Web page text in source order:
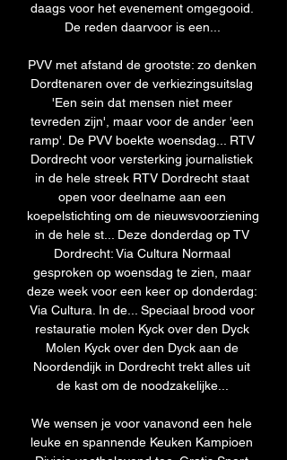
daags voor het evenement omgegooid.
De reden daarvoor is een...
PVV met afstand de grootste: zo denken
Dordtenaren over de verkiezingsuitslag
'Een sein dat mensen niet meer
tevreden zijn', maar voor de ander 'een
ramp'. De PVV boekte woensdag... RTV
Dordrecht voor versterking journalistiek
in de hele streek RTV Dordrecht staat
open voor deelname aan een
koepelstichting om de nieuwsvoorziening
in de hele st... Deze donderdag op TV
Dordrecht: Via Cultura Normaal
gesproken op woensdag te zien, maar
deze week voor een keer op donderdag:
Via Cultura. In de... Speciaal brood voor
restauratie molen Kyck over den Dyck
Molen Kyck over den Dyck aan de
Noordendijk in Dordrecht trekt alles uit
de kast om de noodzakelijke...
We wensen je voor vanavond een hele
leuke en spannende Keuken Kampioen